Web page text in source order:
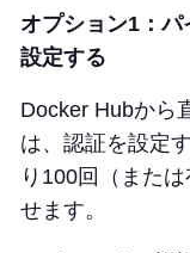
オプション1：
設定する
Docker Hubから
は、認証を設定
り100回（また
せます。